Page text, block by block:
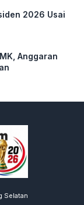
2026 Usai
Anggaran
Selatan